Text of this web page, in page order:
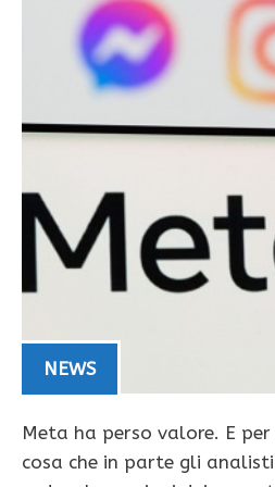
NEWS
Meta ha perso valore. E
cosa che in parte gli